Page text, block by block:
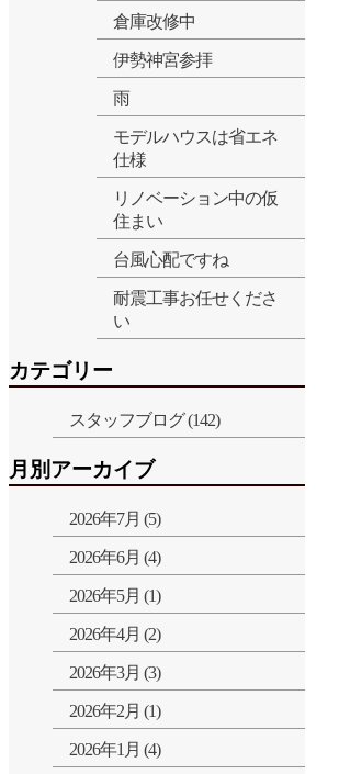
倉庫改修中
伊勢神宮参拝
雨
モデルハウスは省エネ
仕様
リノベーション中の仮
住まい
台風心配ですね
耐震工事お任せくださ
い
カテゴリー
スタッフブログ (142)
月別アーカイブ
2026年7月 (5)
2026年6月 (4)
2026年5月 (1)
2026年4月 (2)
2026年3月 (3)
2026年2月 (1)
2026年1月 (4)